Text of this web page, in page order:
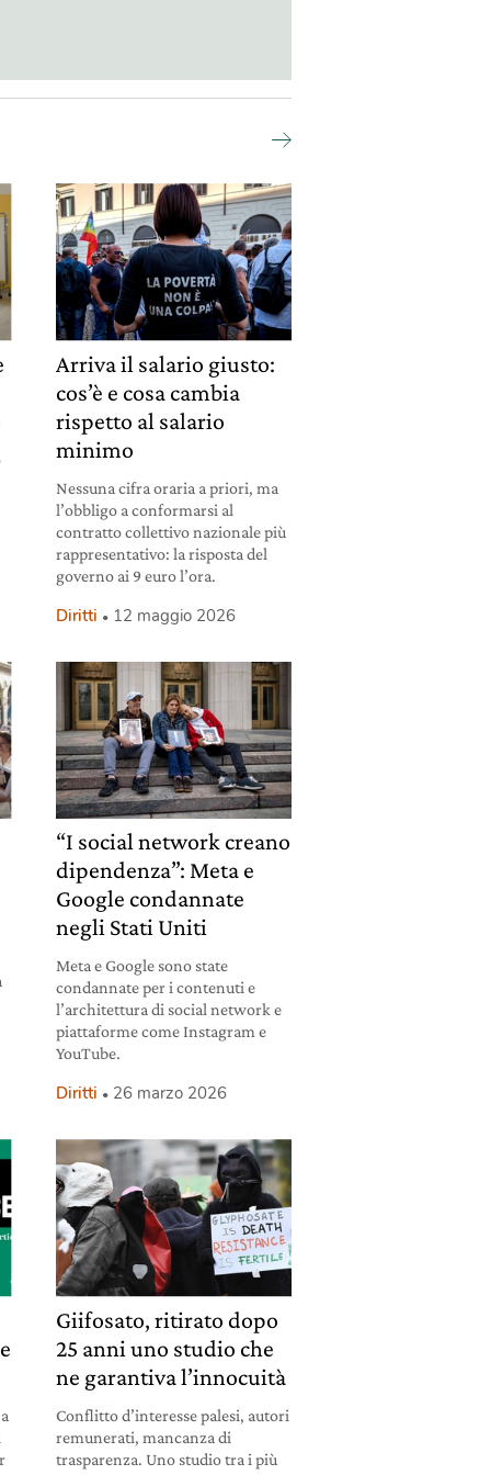
Arriva il salario giusto:
cos’è e cosa cambia
rispetto al salario
minimo
Nessuna cifra oraria a priori, ma
l’obbligo a conformarsi al
contratto collettivo nazionale più
rappresentativo: la risposta del
governo ai 9 euro l’ora.
Diritti 12 maggio 2026
“I social network creano
dipendenza”: Meta e
Google condannate
negli Stati Uniti
Meta e Google sono state
condannate per i contenuti e
l’architettura di social network e
piattaforme come Instagram e
YouTube.
Diritti 26 marzo 2026
Giifosato, ritirato dopo
25 anni uno studio che
ne garantiva l’innocuità
Conflitto d’interesse palesi, autori
remunerati, mancanza di
trasparenza. Uno studio tra i più